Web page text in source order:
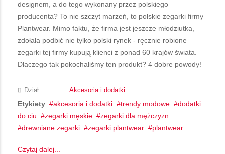
designem, a do tego wykonany przez polskiego
producenta? To nie szczyt marzeń, to polskie zegarki firmy
Plantwear. Mimo faktu, że firma jest jeszcze młodziutka,
zdołała podbić nie tylko polski rynek - ręcznie robione
zegarki tej firmy kupują klienci z ponad 60 krajów świata.
Dlaczego tak pokochaliśmy ten produkt? 4 dobre powody!
Dział: Akcesoria i dodatki
Etykiety akcesoria i dodatki trendy modowe
dodatki
do ciu
zegarki męskie
zegarki dla mężczyzn
drewniane zegarki
zegarki plantwear plantwear
Czytaj dalej...